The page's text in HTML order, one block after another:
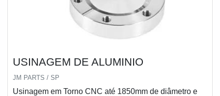
USINAGEM DE ALUMINIO
JM PARTS / SP
Usinagem em Torno CNC até 1850mm de diâmetro e